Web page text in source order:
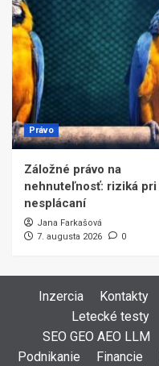
Právo
Záložné právo na
nehnuteľnosť: riziká pri
nesplácaní
Jana Farkašová
7. augusta 2026
0
Inzercia Kontakty
Letecké testy
SEO GEO AEO LLM
Podnikanie
Financie